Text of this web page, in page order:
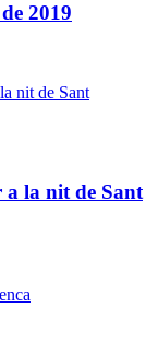
2019
la nit de Sant